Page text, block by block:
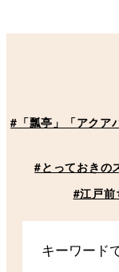
#「瓢亭」「アクア
#とっておきの
#江戸前